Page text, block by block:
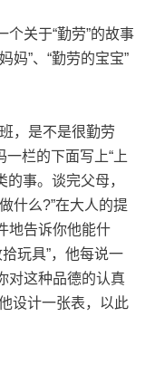
关于“勤劳”的故事
妈”、“勤劳的宝宝”
，是不是很勤劳
一栏的下面写上“上
的事。谈完父母，
什么?”在大人的提
地告诉你他能什
拾玩具”，他每说一
对这种品德的认真
设计一张表，以此